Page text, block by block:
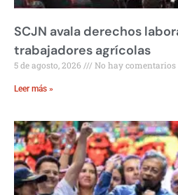
SCJN avala derechos
trabajadores agrícolas
5 de agosto, 2026 No hay comentarios
Leer más »